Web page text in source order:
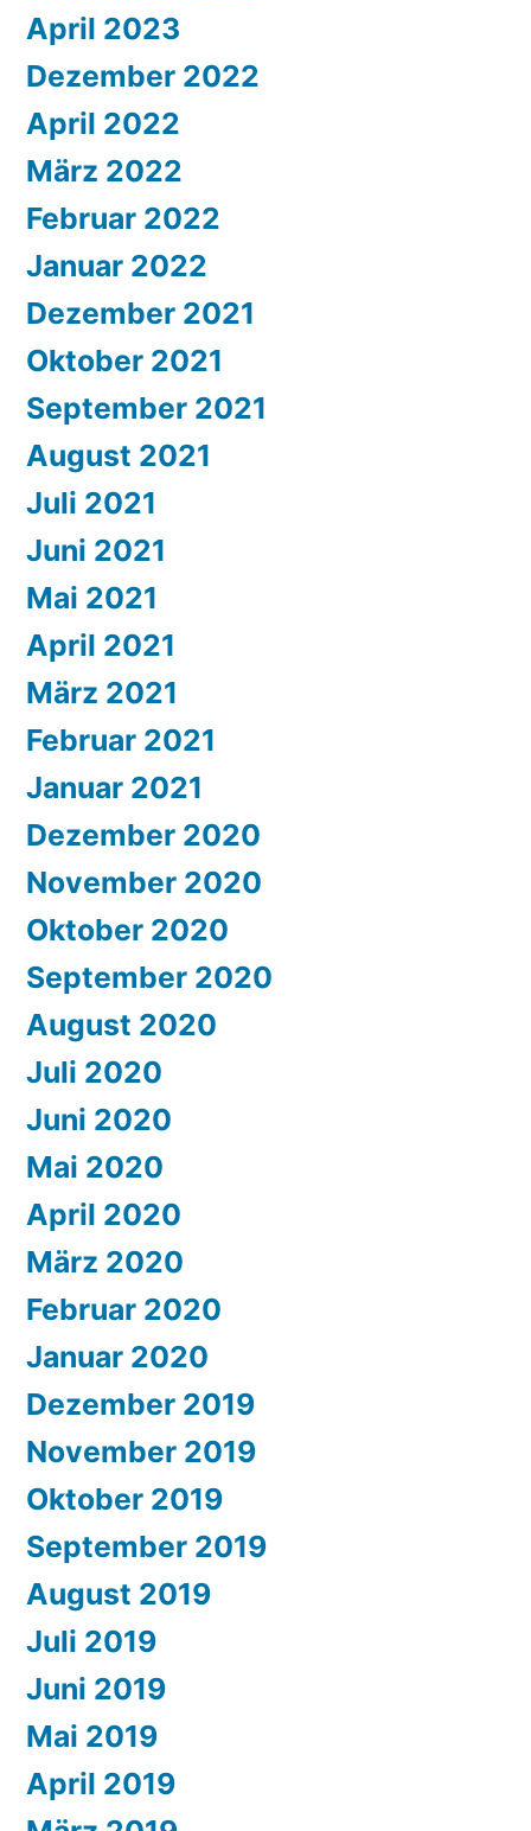
April 2023
Dezember 2022
April 2022
März 2022
Februar 2022
Januar 2022
Dezember 2021
Oktober 2021
September 2021
August 2021
Juli 2021
Juni 2021
Mai 2021
April 2021
März 2021
Februar 2021
Januar 2021
Dezember 2020
November 2020
Oktober 2020
September 2020
August 2020
Juli 2020
Juni 2020
Mai 2020
April 2020
März 2020
Februar 2020
Januar 2020
Dezember 2019
November 2019
Oktober 2019
September 2019
August 2019
Juli 2019
Juni 2019
Mai 2019
April 2019